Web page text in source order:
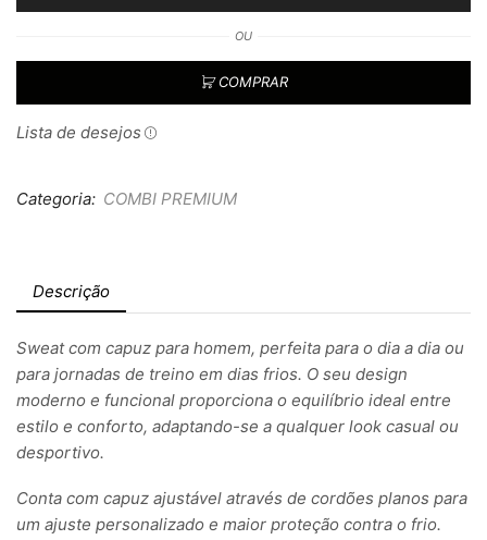
OU
COMPRAR
Lista de desejos
Categoria: COMBI PREMIUM
Descrição
Sweat com capuz para homem, perfeita para o dia a dia ou
para jornadas de treino em dias frios. O seu design
moderno e funcional proporciona o equilíbrio ideal entre
estilo e conforto, adaptando-se a qualquer look casual ou
desportivo.
Conta com capuz ajustável através de cordões planos para
um ajuste personalizado e maior proteção contra o frio.